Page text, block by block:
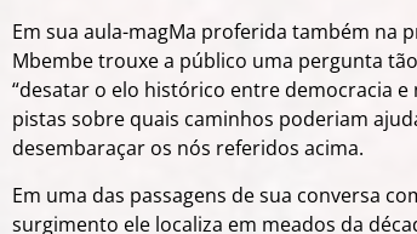
Em sua aula-magMa proferida também na
Mbembe trouxe a público uma pergunta
“desatar o elo histórico entre democracia
pistas sobre quais caminhos poderiam
desembaraçar os nós referidos acima.
Em uma das passagens de sua conversa
surgimento ele localiza em meados da